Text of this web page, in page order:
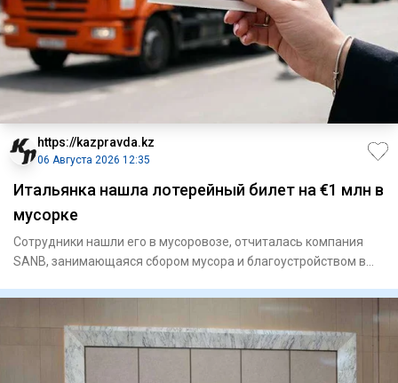
https://kazpravda.kz
06 Августа 2026 12:35
Итальянка нашла лотерейный билет на €1 млн в
мусорке
Сотрудники нашли его в мусоровозе, отчиталась компания
SANB, занимающаяся сбором мусора и благоустройством в